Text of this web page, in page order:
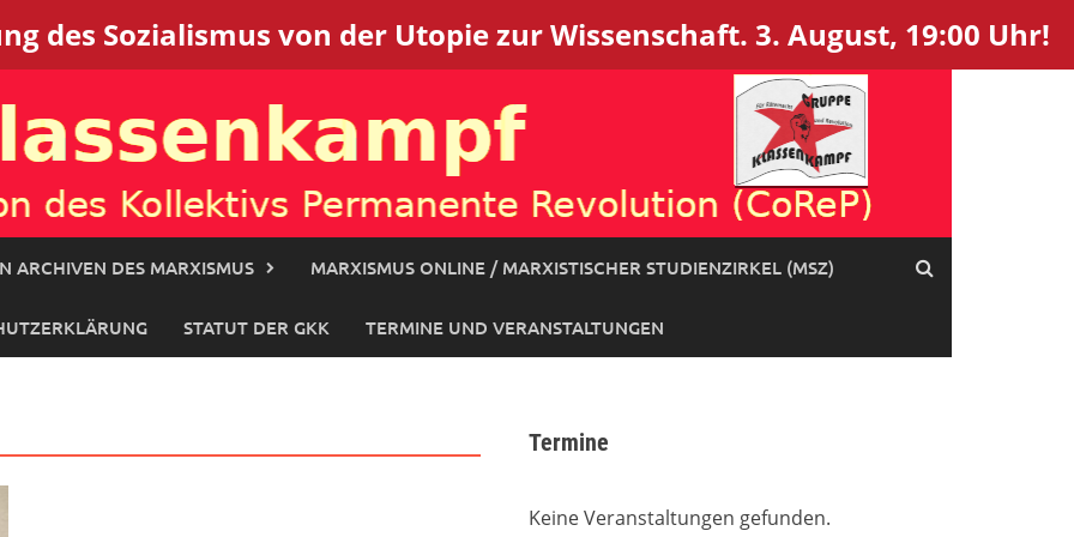
des Sozialismus von der Utopie zur Wissenschaft. 3. August, 19:00 Uhr!
ARCHIVEN DES MARXISMUS MARXISMUS ONLINE / MARXISTISCHER STUDIENZIRKEL (MSZ)
STATUT DER GKK TERMINE UND VERANSTALTUNGEN
Termine
Keine Veranstaltungen gefunden.